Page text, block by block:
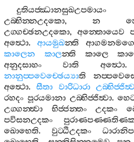
දුතියජ‍්ඣානසුඛඋපමායං
උබ‍්භින‍්නඋදකො, න
උග‍්ගච‍්ඡනඋදකො, අන‍්තොයෙව
අත්‍ථො.ආයමුඛන‍්ති
කාලෙන
කාලන‍්ති කාලෙ
අනුදසාහං
වාති අත්‍ථො
නානුප‍්පවෙච‍්ඡෙය්‍යාති
අත්‍ථො.සීතා වාරිධාරා
රහදං පූරයමානා උබ‍්භිජ‍්ජිත්‍වා.
උග‍්ගන‍්ත්‍වා
භිජ‍්ජන‍්තං උදකං
පවිසනඋදකං
ඛොභෙති. වුට‍්ඨිඋදකං